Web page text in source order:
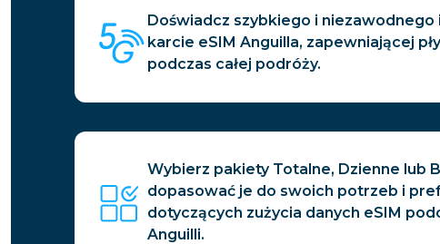
Doświadcz szybkiego i
karcie eSIM Anguilla, zapewniającej
podczas całej podróży.
Wybierz pakiety Totalne, Dzienne lub
dopasować je do swoich potrzeb i
dotyczących zużycia danych eSIM
Anguilli.